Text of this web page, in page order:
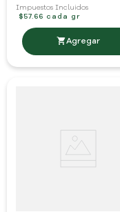
Impuestos Incluidos
$57.66 cada gr